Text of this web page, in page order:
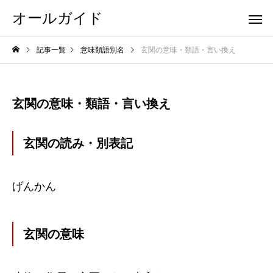
オールガイド
記事一覧 意味類語別名 玄関の意味・類語・言い換え
玄関の意味・類語・言い換え
玄関の読み・別表記
げんかん
玄関の意味